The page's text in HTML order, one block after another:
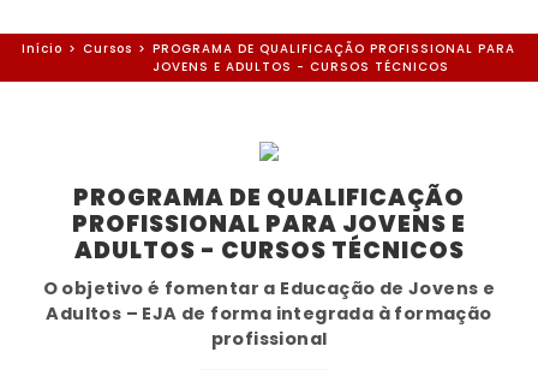
Início > Cursos > PROGRAMA DE QUALIFICAÇÃO PROFISSIONAL PARA
JOVENS E ADULTOS - CURSOS TÉCNICOS
PROGRAMA DE QUALIFICAÇÃO
PROFISSIONAL PARA JOVENS E
ADULTOS - CURSOS TÉCNICOS
O objetivo é fomentar a Educação de Jovens e
Adultos – EJA de forma integrada à formação
profissional